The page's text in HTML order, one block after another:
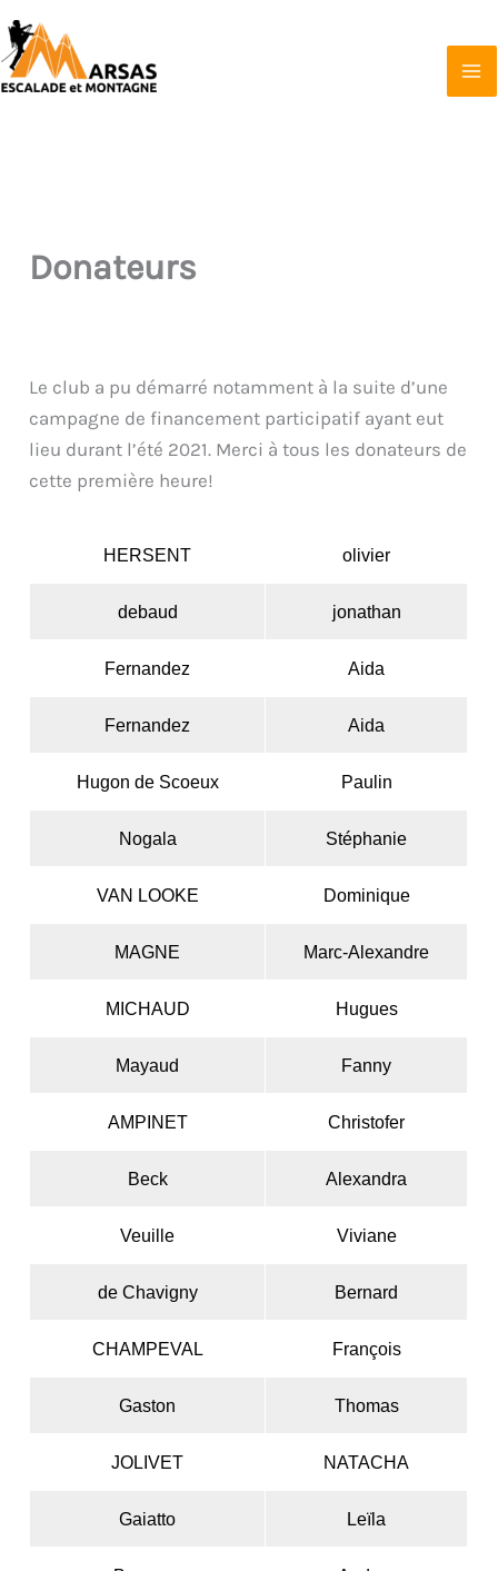
Aller
au
contenu
Donateurs
Le club a pu démarré notamment à la suite d’une
campagne de financement participatif ayant eut
lieu durant l’été 2021. Merci à tous les donateurs de
cette première heure!
HERSENT olivier
debaud jonathan
Fernandez Aida
Fernandez Aida
Hugon de Scoeux Paulin
Nogala Stéphanie
VAN LOOKE Dominique
MAGNE Marc-Alexandre
MICHAUD Hugues
Mayaud Fanny
AMPINET Christofer
Beck Alexandra
Veuille Viviane
de Chavigny Bernard
CHAMPEVAL François
Gaston Thomas
JOLIVET NATACHA
Gaiatto Leïla